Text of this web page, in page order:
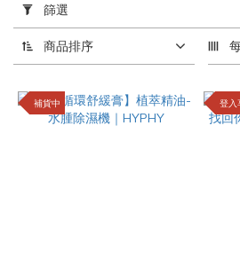
用
篩
選
(0/20)
尺
篩選
商品排序
補貨中 登入